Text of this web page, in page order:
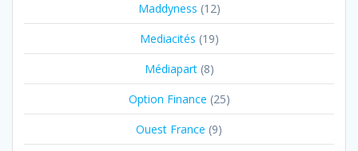
Maddyness (12)
Mediacités (19)
Médiapart(8)
Option Finance (25)
Ouest France (9)